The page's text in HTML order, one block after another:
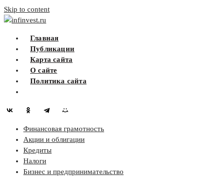
Skip to content
infinvest.ru
Главная
Публикации
Карта сайта
О сайте
Политика сайта
Финансовая грамотность
Акции и облигации
Кредиты
Налоги
Бизнес и предпринимательство